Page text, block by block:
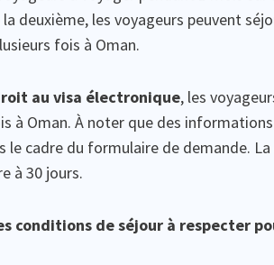
deuxième, les voyageurs peuvent
fois à Oman.
au visa électronique, les
à Oman. À noter que des
le cadre du formulaire de demande.
à 30 jours.
conditions de séjour à respecter